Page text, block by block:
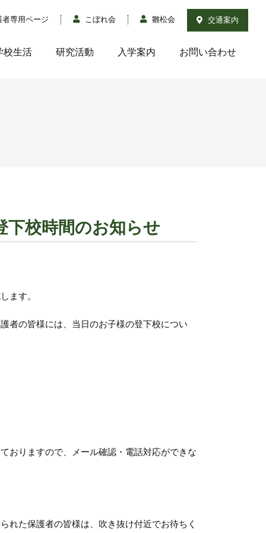
専用ページ こぼれ会 雛松会 交通案内
校生活 研究活動 入学案内 お問い合わせ
下校時間のお知らせ
ます。
の皆様には、当日のお子様の登下校につい
りますので、メール確認・電話対応ができな
た保護者の皆様は、吹き抜け付近でお待ちく